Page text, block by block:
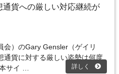
貨への厳しい対応継続が
会）のGary Gensler（ゲイリ
通貨に対する厳しい姿勢は何度
サイ …
詳しく